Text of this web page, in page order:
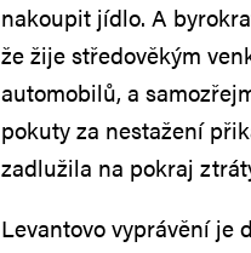
nakoupit jídlo. A
že žije středověkým
automobilů, a
pokuty za nestažení
zadlužila na pokraj
Levantovo vyprávění je